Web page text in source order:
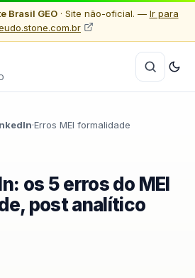
Brasil GEO· Site não-oficial. — Ir para
·Erros MEI formalidade
os 5 erros do MEI
post analítico